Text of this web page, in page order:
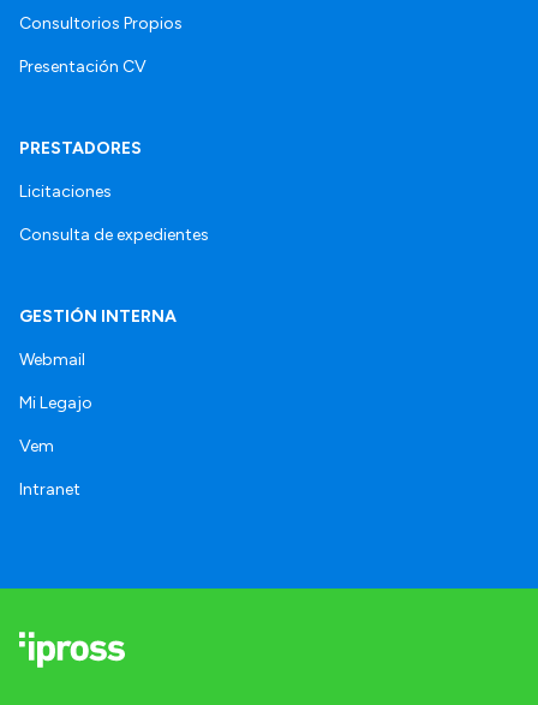
Consultorios Propios
Presentación CV
PRESTADORES
Licitaciones
Consulta de expedientes
GESTIÓN INTERNA
Webmail
Mi Legajo
Vem
Intranet